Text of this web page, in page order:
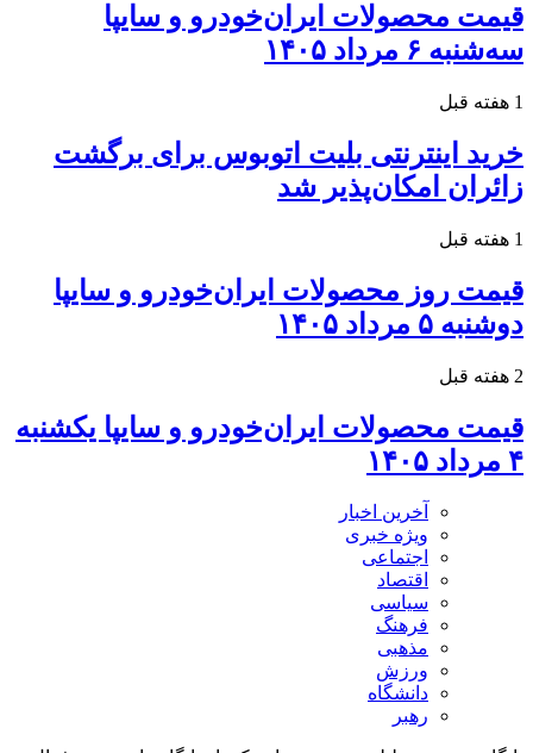
قیمت محصولات ایران‌خودرو و سایپا
سه‌شنبه ۶ مرداد ۱۴۰۵
1 هفته قبل
خرید اینترنتی بلیت اتوبوس برای برگشت
زائران امکان‌پذیر شد
1 هفته قبل
قیمت روز محصولات ایران‌خودرو و سایپا
دوشنبه ۵ مرداد ۱۴۰۵
2 هفته قبل
قیمت محصولات ایران‌خودرو و سایپا یکشنبه
۴ مرداد ۱۴۰۵
آخرین اخبار
ویژه خبری
اجتماعی
اقتصاد
سیاسی
فرهنگ
مذهبی
ورزش
دانشگاه
رهبر